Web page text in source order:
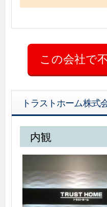
トラストホーム株式
内観